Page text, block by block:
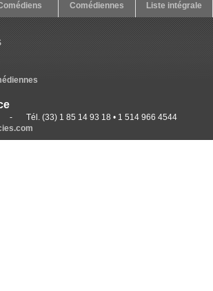
Comédiennes Liste intégrale
-
Tél. (33) 1 85 14 93 18 • 1 514 966 4544